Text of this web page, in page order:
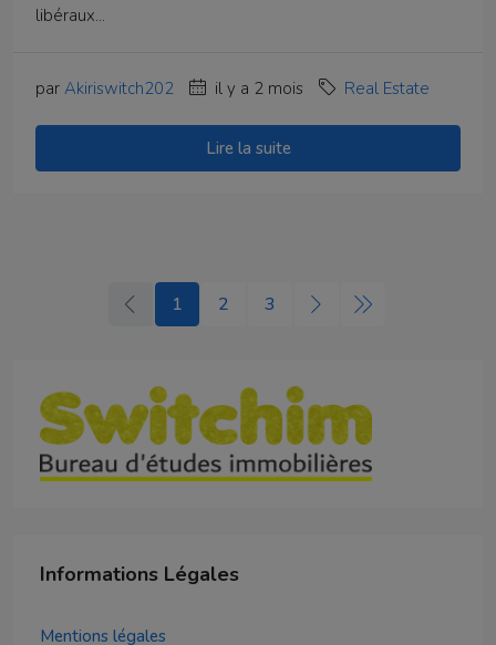
libéraux...
par Akiriswitch202 il y a 2 mois Real Estate
Lire la suite
1 2 3
Informations Légales
Mentions légales